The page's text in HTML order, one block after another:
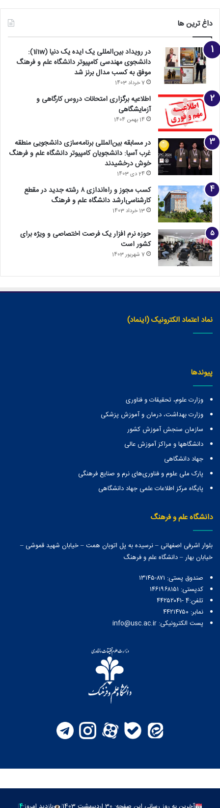
داغ ترین ها
در رویداد بین‌المللی یک ایده یک دنیا (1i1w):
دانشجوی مهندسی کامپیوتر دانشگاه علم و فرهنگ
موفق به کسب مدال برنز شد
7 خرداد 1403
اطلاعیه برگزاری امتحانات دروس کارگاهی و
آزمایشگاهی
14 بهمن 1404
در مسابقه بین‌المللی برنامه‌سازی دانشجویی منطقه
غرب آسیا: دانشجویان کامپیوتر دانشگاه علم و فرهنگ
خوش درخشیدند
24 دی 1403
کسب مجوز و راه‌اندازی ۸ رشته جدید در مقطع
کارشناسی‌ارشد دانشگاه علم و فرهنگ
13 خرداد 1403
حوزه نرم افزار یک فرصت اختصاصی و ویژه برای
کشور است
7 شهریور 1403
نماد اعتماد الکترونیک (اینماد)
پیوندها
وزارت علوم، تحقیقات و فناوری
وزارت بهداشت، درمان و آموزش پزشکی
سازمان سنجش آموزش کشور
دانشگاهها و مراكز آموزش عالی
جهاد دانشگاهی
پارک ملی علوم و فناوری‌های نرم و صنایع فرهنگی
پایگاه مرکز اطلاعات علمی جهاد دانشگاهی
دانشگاه علم و فرهنگ
بلوار اشرفی اصفهانی – نرسیده به پل اتوبان همت – خیابان شهید قموشی –
خیابان بهار – دانشگاه علم و فرهنگ
صندوق پستی:‌ ۸۷۱-۱۳۱۴۵
کدپستی: ۱۴۶۱۹۶۸۱۵۱
تلفن:4 -۴۴۲۵۲۰۴۱
نمابر: ۴۴۲۱۴۷۵۰
پست الکترونیکی: info@usc.ac.ir